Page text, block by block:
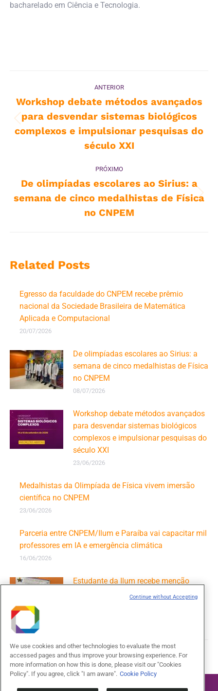
bacharelado em Ciência e Tecnologia.
Navegação
de
post:
ANTERIOR
Post
anterior:
Workshop debate métodos avançados
para desvendar sistemas biológicos
complexos e impulsionar pesquisas do
século XXI
PRÓXIMO
Próximo
post:
De olimpíadas escolares ao Sirius: a
semana de cinco medalhistas de Física
no CNPEM
Related Posts
Egresso da faculdade do CNPEM recebe prêmio
nacional da Sociedade Brasileira de Matemática
Aplicada e Computacional
20/07/2026
De olimpíadas escolares ao Sirius: a
semana de cinco medalhistas de Física
no CNPEM
08/07/2026
Workshop debate métodos avançados
para desvendar sistemas biológicos
complexos e impulsionar pesquisas do
século XXI
23/06/2026
Medalhistas da Olimpíada de Física vivem imersão
científica no CNPEM
23/06/2026
Parceria entre CNPEM/Ilum e Paraíba vai capacitar mil
professores em IA e emergência climática
16/06/2026
Estudante da Ilum recebe menção
honrosa em encontro de outono da
We use cookies and other technologies to evaluate the most
accessed pages and thus improve your browsing experience. For
more information on how this is done, please visit our "Cookies
Policy". If you agree, click "I am aware". Cookie Policy
Continue without Accepting